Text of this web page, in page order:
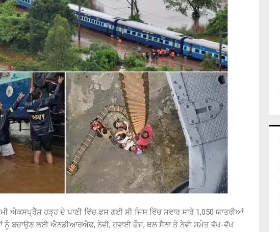
ਐਕਸਪ੍ਰੈੱਸ ਹੜ੍ਹ ਦੇ ਪਾਣੀ ਵਿੱਚ ਫਸ ਗਈ ਸੀ ਜਿਸ ਵਿੱਚ ਸਵਾਰ ਸਾਰੇ 1,050 ਯਾਤਰੀਆਂ
ਬਚਾਉਣ ਲਈ ਐਨਡੀਆਰਐਫ, ਨੇਵੀ, ਹਵਾਈ ਫੌਜ, ਥਲ ਸੈਨਾ ਤੇ ਨੇਵੀ ਸਮੇਤ ਵੱਖ-ਵੱਖ